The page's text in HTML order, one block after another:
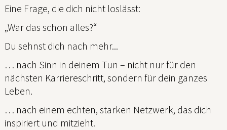
Eine Frage, die dich nicht loslässt:
„War das schon alles?“
Du sehnst dich nach mehr...
… nach Sinn in deinem Tun – nicht nur für den
nächsten Karriereschritt, sondern für dein ganzes
Leben.
… nach einem echten, starken Netzwerk, das dich
inspiriert und mitzieht.